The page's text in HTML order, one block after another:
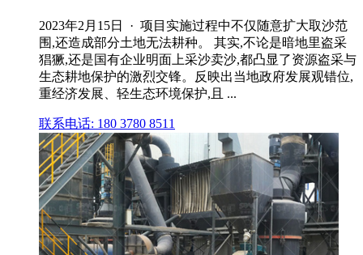
2023年2月15日 · 项目实施过程中不仅随意扩大取沙范
围,还造成部分土地无法耕种。 其实,不论是暗地里盗采
猖獗,还是国有企业明面上采沙卖沙,都凸显了资源盗采与
生态耕地保护的激烈交锋。反映出当地政府发展观错位,
重经济发展、轻生态环境保护,且 ...
联系电话: 180 3780 8511